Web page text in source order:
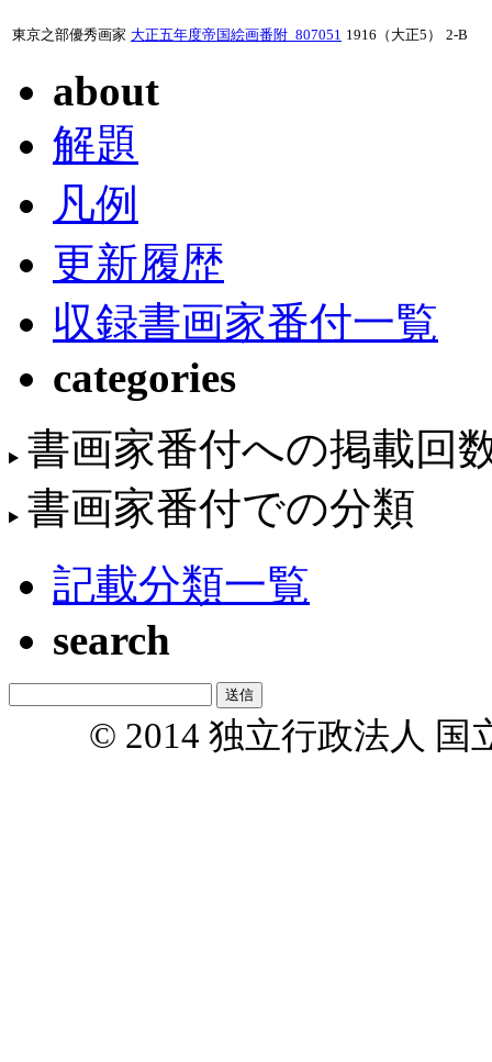
東京之部優秀画家 大正五年度帝国絵画番附_807051 1916（大正5） 2-B
about
解題
凡例
更新履歴
収録書画家番付一覧
categories
書画家番付への掲載回
書画家番付での分類
記載分類一覧
search
© 2014 独立行政法人 国